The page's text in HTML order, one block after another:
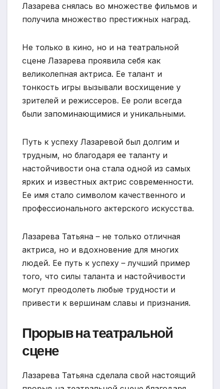
Лазарева снялась во множестве фильмов и
получила множество престижных наград.
Не только в кино, но и на театральной
сцене Лазарева проявила себя как
великолепная актриса. Ее талант и
тонкость игры вызывали восхищение у
зрителей и режиссеров. Ее роли всегда
были запоминающимися и уникальными.
Путь к успеху Лазаревой был долгим и
трудным, но благодаря ее таланту и
настойчивости она стала одной из самых
ярких и известных актрис современности.
Ее имя стало символом качественного и
профессионального актерского искусства.
Лазарева Татьяна – не только отличная
актриса, но и вдохновение для многих
людей. Ее путь к успеху – лучший пример
того, что силы таланта и настойчивости
могут преодолеть любые трудности и
привести к вершинам славы и признания.
Прорыв на театральной
сцене
Лазарева Татьяна сделала свой настоящий